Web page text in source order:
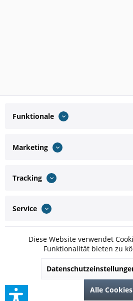
Funktionale
Marketing
Tracking
Service
Diese Website verwendet
Funktionalität bieten zu
Alle